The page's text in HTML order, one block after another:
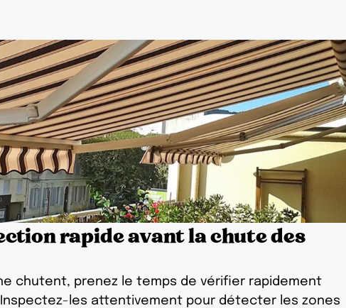
rapide avant la chute des
chutent, prenez le temps de vérifier rapidement
les attentivement pour détecter les zones